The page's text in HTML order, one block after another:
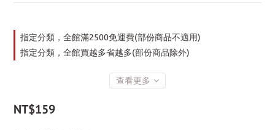
指定分類，全館滿2500免運費(部份商品不適用)
指定分類，全館買越多省越多(部份商品除外)
查看更多
NT$159